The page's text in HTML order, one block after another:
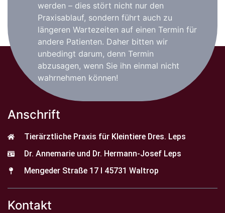
werden – dies stört nicht nur den
Praxisablauf, sondern führt auch zu
längeren Wartezeiten auf einen Termin für
andere Patienten. Daher bitten wir
unbedingt darum, denn Termin
abzusagen, wenn Sie ihn einmal nicht
wahrnehmen können!
Anschrift
Tierärztliche Praxis für Kleintiere Dres. Leps
Dr. Annemarie und Dr. Hermann-Josef Leps
Mengeder Straße 17 I 45731 Waltrop
Kontakt